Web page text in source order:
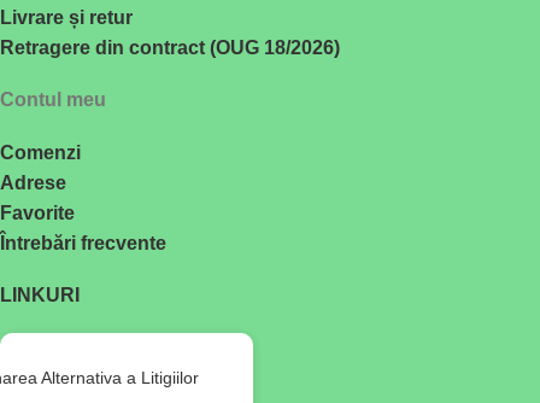
Livrare și retur
Retragere din contract (OUG 18/2026)
Contul meu
Comenzi
Adrese
Favorite
Întrebări frecvente
LINKURI